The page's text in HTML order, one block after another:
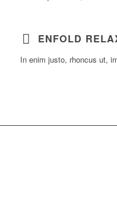
ENFOLD
In enim justo, rhoncus ut,